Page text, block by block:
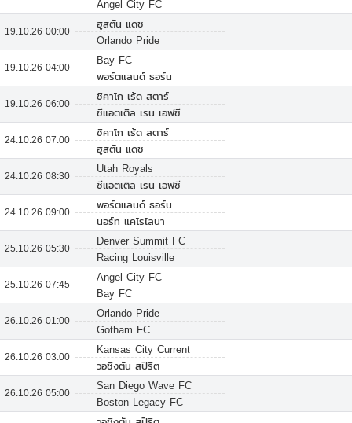
Angel City FC
19.10.26 00:00
ฮูสตัน แดช
Orlando Pride
19.10.26 04:00
Bay FC
พอร์ตแลนด์ ธอร์น
19.10.26 06:00
ชิคาโก เร้ด สตาร์
ซีแอตเติล เรน เอฟซี
24.10.26 07:00
ชิคาโก เร้ด สตาร์
ฮูสตัน แดช
24.10.26 08:30
Utah Royals
ซีแอตเติล เรน เอฟซี
24.10.26 09:00
พอร์ตแลนด์ ธอร์น
นอร์ท แคโรไลนา
25.10.26 05:30
Denver Summit FC
Racing Louisville
25.10.26 07:45
Angel City FC
Bay FC
26.10.26 01:00
Orlando Pride
Gotham FC
26.10.26 03:00
Kansas City Current
วอชิงตัน สปิริต
26.10.26 05:00
San Diego Wave FC
Boston Legacy FC